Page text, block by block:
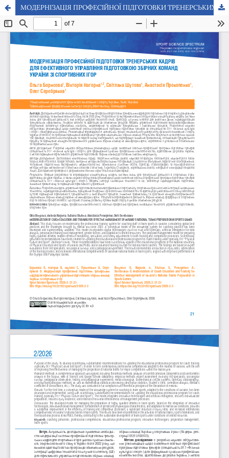
МОДЕРНІЗАЦІЯ ПРОФЕСІЙНОЇ ПІДГОТОВКИ ТРЕНЕРСЬКИХ КАДРІВ ДЛЯ ЕФЕКТИВНОГО УПРАВЛІННЯ ПІДГОТОВКОЮ ЗБІРНИХ КОМАНД УКРАЇНИ ЗІ СПОРТИВНИХ ІГОР